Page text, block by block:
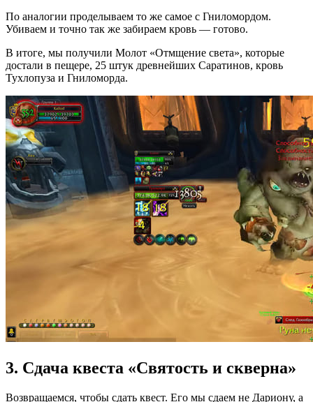
По аналогии проделываем то же самое с Гниломордом.
Убиваем и точно так же забираем кровь — готово.
В итоге, мы получили Молот «Отмщение света», которые
достали в пещере, 25 штук древнейших Саратинов, кровь
Тухлопуза и Гниломорда.
3. Сдача квеста «Святость и скверна»
Возвращаемся, чтобы сдать квест. Его мы сдаем не Дариону, а